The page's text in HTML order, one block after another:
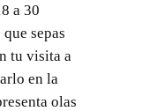
a 30
sepas
tu visita a
en la
olas